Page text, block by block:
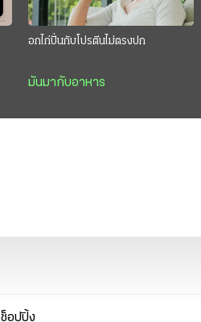
อกไก่ปั่นกับโปรตีนไม่ตรงปก
มันมากับอาหาร
ช็อปปิ้ง